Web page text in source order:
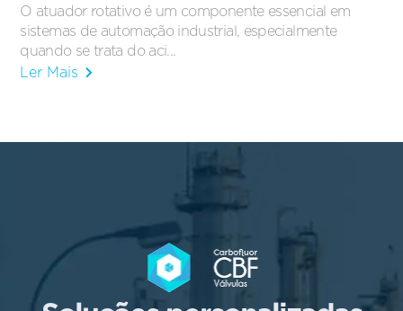
O atuador rotativo é um componente essencial em
sistemas de automação industrial, especialmente
quando se trata do aci...
Ler Mais